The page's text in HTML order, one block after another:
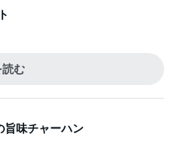
読む
旨味チャーハン